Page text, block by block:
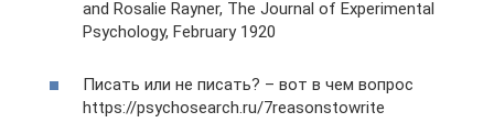
and Rosalie Rayner, The Journal of Experimental
Psychology, February 1920
Писать или не писать? – вот в чем вопрос
https://psychosearch.ru/7reasonstowrite